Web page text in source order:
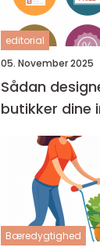
editorial
05. November 2025
Sådan
butikker dine
Bæredygtighed